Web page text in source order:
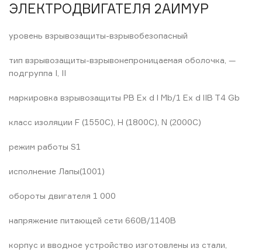
ЭЛЕКТРОДВИГАТЕЛЯ 2АИМУР
уровень взрывозащиты-взрывобезопасный
тип взрывозащиты-взрывонепроницаемая оболочка, —
подгруппа I, II
маркировка взрывозащиты РВ Ex d l Мb/1 Ex d lIB T4 Gb
класс изоляции F (1550C), H (1800C), N (2000C)
режим работы S1
исполнение Лапы(1001)
обороты двигателя 1 000
напряжение питающей сети 660В/1140В
корпус и вводное устройство изготовлены из стали,